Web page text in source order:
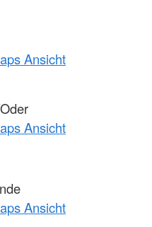
Ansicht
Ansicht
Ansicht